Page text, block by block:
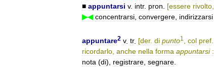
■ appuntarsi v. intr. pron [essere rivolto
▶◀ concentrarsi convergere indirizzarsi
appuntare2 v. tr. [der. di punto1 , col pref.
ricordarlo, anche nella forma appuntarsi :
nota (di), registrare, segnare.